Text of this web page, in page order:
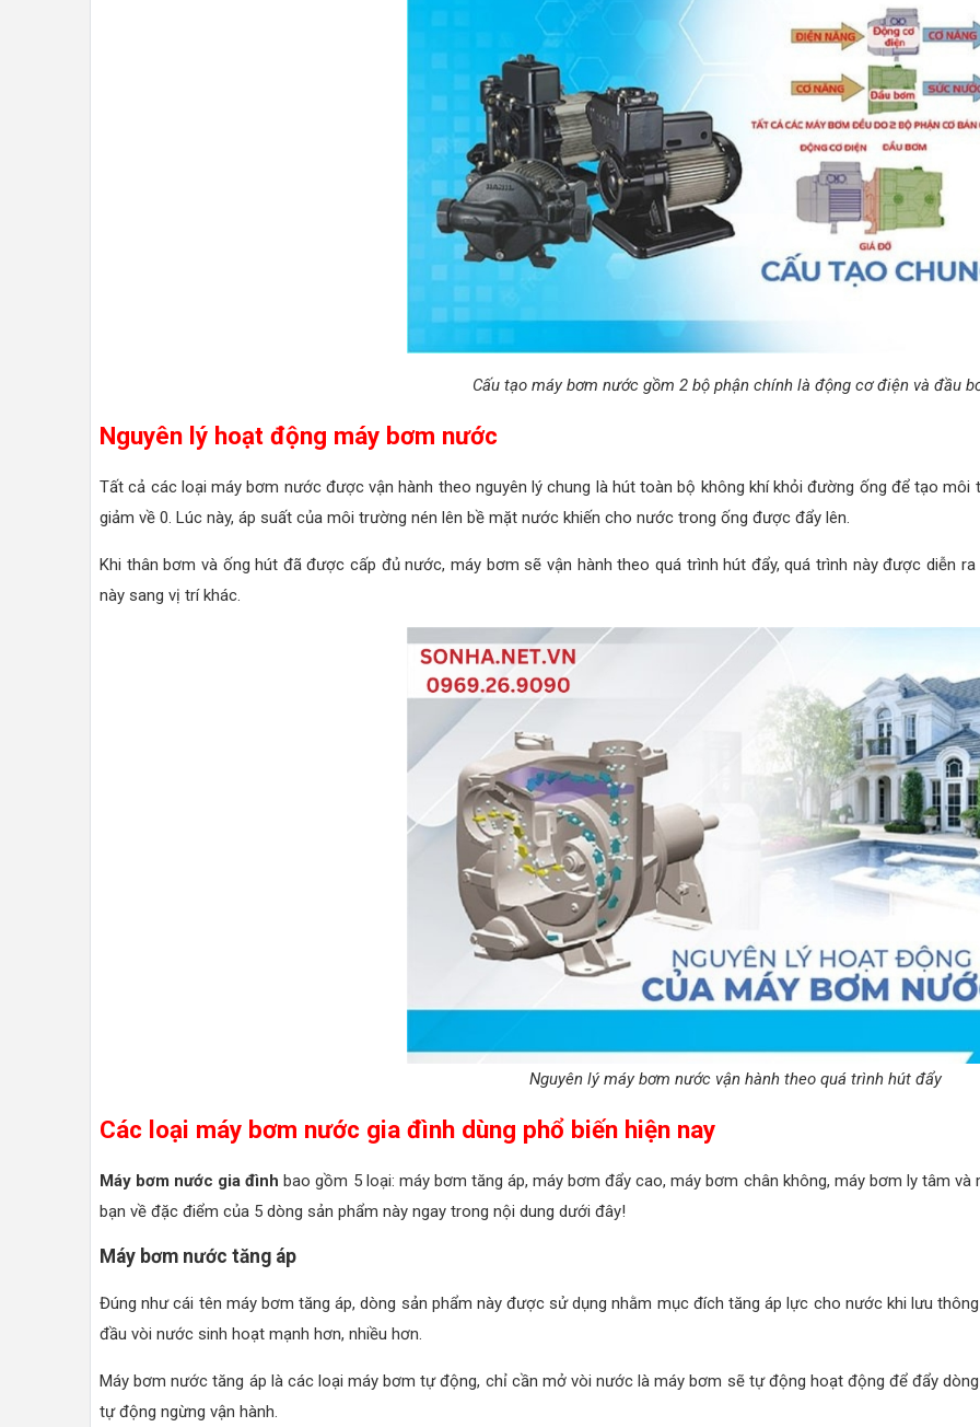
Cấu tạo máy bơm nước gồm 2 bộ phận chính là động cơ điện và đầu
Nguyên lý hoạt động máy bơm nước
Tất cả các loại máy bơm nước được vận hành theo nguyên lý chung là hút toàn bộ không khí khỏi đường ống để tạo
giảm về 0. Lúc này, áp suất của môi trường nén lên bề mặt nước khiến cho nước trong ống được đẩy lên.
Khi thân bơm và ống hút đã được cấp đủ nước, máy bơm sẽ vận hành theo quá trình hút đẩy, quá trình này được diễn
này sang vị trí khác.
Nguyên lý máy bơm nước vận hành theo quá trình hút đẩy
Các loại máy bơm nước gia đình dùng phổ biến hiện nay
Máy bơm nước gia đình bao gồm 5 loại: máy bơm tăng áp, máy bơm đẩy cao, máy bơm chân không, máy bơm ly tâm
bạn về đặc điểm của 5 dòng sản phẩm này ngay trong nội dung dưới đây!
Máy bơm nước tăng áp
Đúng như cái tên máy bơm tăng áp, dòng sản phẩm này được sử dụng nhằm mục đích tăng áp lực cho nước khi lưu
đầu vòi nước sinh hoạt mạnh hơn, nhiều hơn.
Máy bơm nước tăng áp là các loại máy bơm tự động, chỉ cần mở vòi nước là máy bơm sẽ tự động hoạt động để đẩy
tự động ngừng vận hành.